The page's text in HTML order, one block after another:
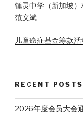
锺灵中学（新加坡）
范文斌
儿童癌症基金筹款
RECENT POSTS
2026年度会员大会